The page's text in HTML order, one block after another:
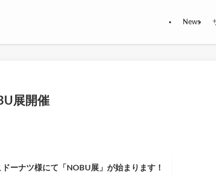
News
展開催
ーナツ様にて「NOBU展」が始まります！